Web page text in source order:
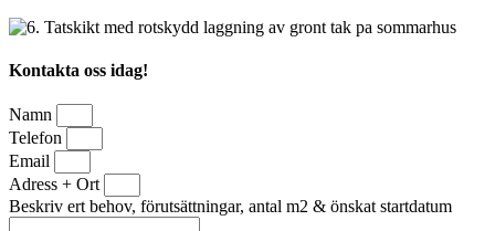
Kontakta oss idag!
Namn
Telefon
Email
Adress + Ort
Beskriv ert behov, förutsättningar, antal m2 & önskat startdatum